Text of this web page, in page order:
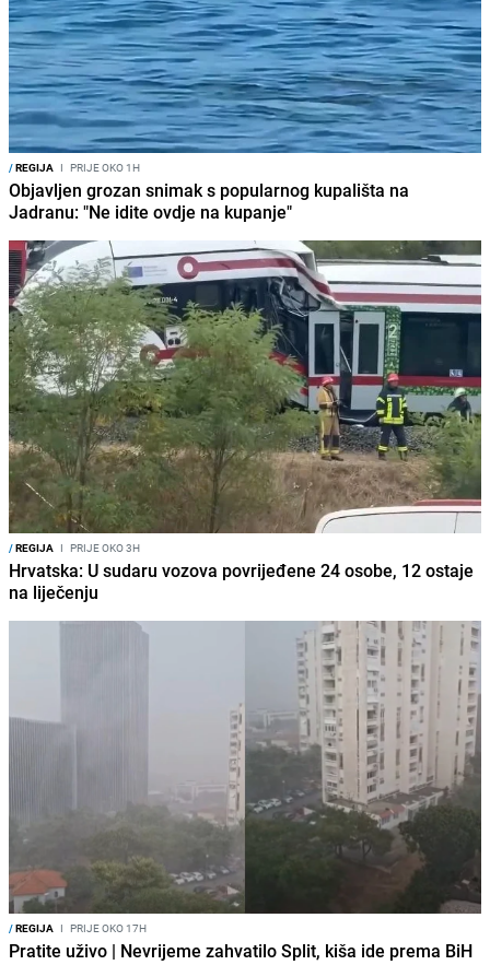
/REGIJA I PRIJE OKO 1H
Objavljen grozan snimak s popularnog kupališta na
Jadranu: "Ne idite ovdje na kupanje"
/REGIJA I PRIJE OKO 3H
Hrvatska: U sudaru vozova povrijeđene 24 osobe, 12 ostaje
na liječenju
/REGIJA I PRIJE OKO 17H
Pratite uživo | Nevrijeme zahvatilo Split, kiša ide prema BiH